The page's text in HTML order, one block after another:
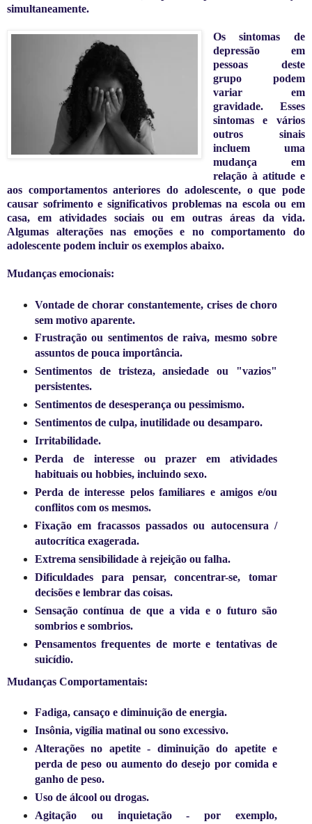
simultaneamente.
Os sintomas de
depressão em
pessoas deste
grupo podem
variar em
gravidade. Esses
sintomas e vários
outros sinais
incluem uma
mudança em
relação à atitude e
aos comportamentos anteriores do adolescente, o que pode
causar sofrimento e significativos problemas na escola ou em
casa, em atividades sociais ou em outras áreas da vida.
Algumas alterações nas emoções e no comportamento do
adolescente podem incluir os exemplos abaixo.
Mudanças emocionais:
Vontade de chorar constantemente, crises de choro
sem motivo aparente.
Frustração ou sentimentos de raiva, mesmo sobre
assuntos de pouca importância.
Sentimentos de tristeza, ansiedade ou "vazios"
persistentes.
Sentimentos de desesperança ou pessimismo.
Sentimentos de culpa, inutilidade ou desamparo.
Irritabilidade.
Perda de interesse ou prazer em atividades
habituais ou hobbies, incluindo sexo.
Perda de interesse pelos familiares e amigos e/ou
conflitos com os mesmos.
Fixação em fracassos passados ​​ou autocensura /
autocrítica exagerada.
Extrema sensibilidade à rejeição ou falha.
Dificuldades para pensar, concentrar-se, tomar
decisões e lembrar das coisas.
Sensação contínua de que a vida e o futuro são
sombrios e sombrios.
Pensamentos frequentes de morte e tentativas de
suicídio.
Mudanças Comportamentais:
Fadiga, cansaço e diminuição de energia.
Insônia, vigília matinal ou sono excessivo.
Alterações no apetite - diminuição do apetite e
perda de peso ou aumento do desejo por comida e
ganho de peso.
Uso de álcool ou drogas.
Agitação ou inquietação - por exemplo,